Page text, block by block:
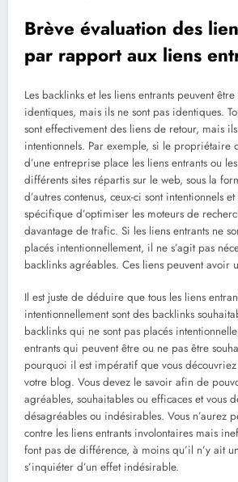
Brève évaluation des
par rapport aux liens
Les backlinks et les liens entrants peuvent
identiques, mais ils ne sont pas identiques.
sont effectivement des liens de retour, mais
intentionnels. Par exemple, si le propriétaire
d’une entreprise place les liens entrants ou
différents sites répartis sur le web, sous la
d’autres contenus, ceux-ci sont intentionnels
spécifique d’optimiser les moteurs de
davantage de trafic. Si les liens entrants ne
placés intentionnellement, il ne s’agit pas
backlinks agréables. Ces liens peuvent avoir
Il est juste de déduire que tous les liens
intentionnellement sont des backlinks
backlinks qui ne sont pas placés
entrants qui peuvent être ou ne pas être
pourquoi il est impératif que vous
votre blog. Vous devez le savoir afin de
agréables, souhaitables ou efficaces et vous
désagréables ou indésirables. Vous n’aurez
contre les liens entrants involontaires mais
font pas de différence, à moins qu’il n’y ait
s’inquiéter d’un effet indésirable.